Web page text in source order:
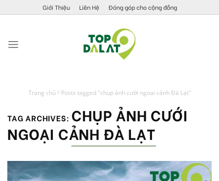
to
Giới Thiệu Liên Hệ Đóng góp cho cộng đồng
Trang chủ Posts tagged "chụp ảnh cưới ngoại cảnh Đà Lạt"
TAG ARCHIVES: CHỤP ẢNH CƯỚI
NGOẠI CẢNH ĐÀ LẠT